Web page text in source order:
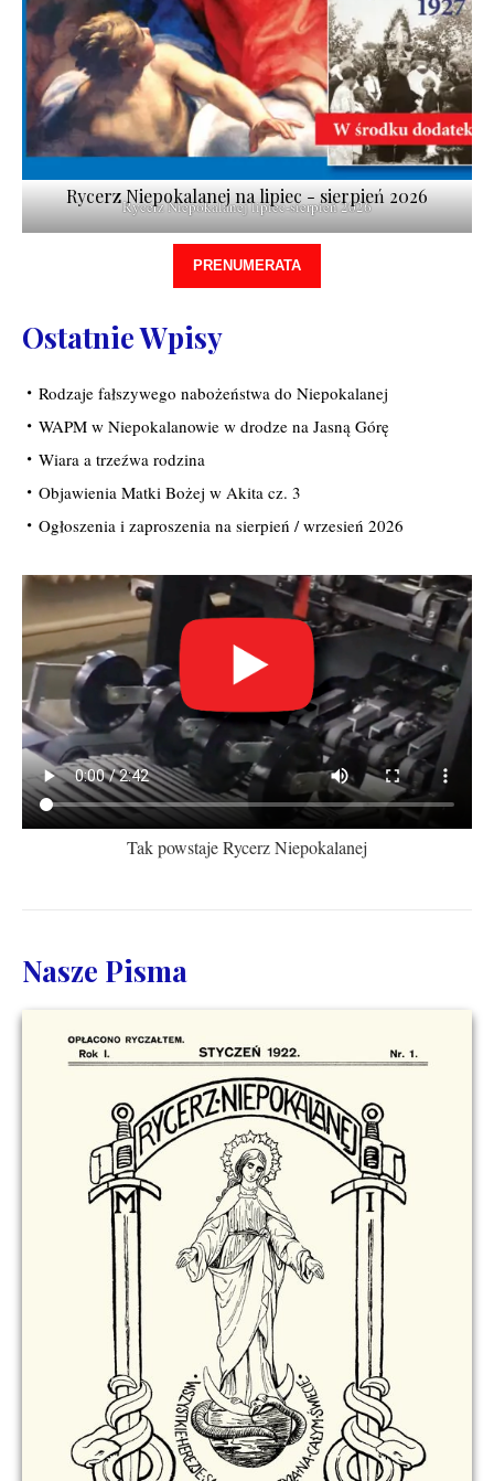
Rycerz Niepokalanej lipiec-sierpień 2026
Rycerz Niepokalanej na lipiec - sierpień 2026
PRENUMERATA
Ostatnie Wpisy
Rodzaje fałszywego nabożeństwa do Niepokalanej
WAPM w Niepokalanowie w drodze na Jasną Górę
Wiara a trzeźwa rodzina
Objawienia Matki Bożej w Akita cz. 3
Ogłoszenia i zaproszenia na sierpień / wrzesień 2026
Tak powstaje Rycerz Niepokalanej
Nasze Pisma